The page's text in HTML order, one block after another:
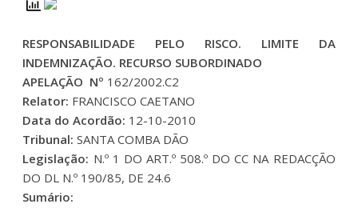
RESPONSABILIDADE PELO RISCO. LIMITE DA
INDEMNIZAÇÃO. RECURSO SUBORDINADO
APELAÇÃO Nº 162/2002.C2
Relator: FRANCISCO CAETANO
Data do Acordão: 12-10-2010
Tribunal: SANTA COMBA DÃO
Legislação: N.º 1 DO ART.º 508.º DO CC NA REDACÇÃO
DO DL N.º 190/85, DE 24.6
Sumário: